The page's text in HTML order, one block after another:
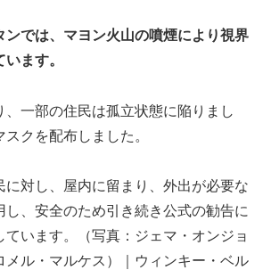
ンでは、マヨン火山の噴煙により視界
ます。
、一部の住民は孤立状態に陥りまし
クを配布しました。
に対し、屋内に留まり、外出が必要な
し、安全のため引き続き公式の勧告に
います。（写真：ジェマ・オンジョ
メル・マルケス）｜ウィンキー・ベル